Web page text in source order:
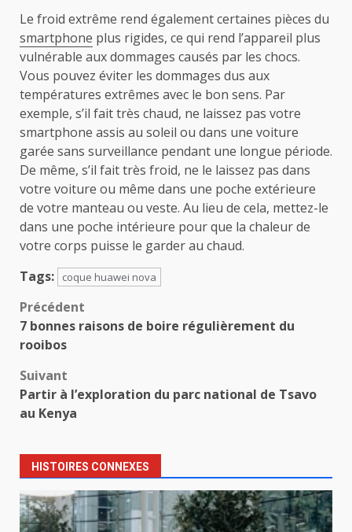
Le froid extrême rend également certaines pièces du
smartphone plus rigides, ce qui rend l’appareil plus
vulnérable aux dommages causés par les chocs.
Vous pouvez éviter les dommages dus aux
températures extrêmes avec le bon sens. Par
exemple, s’il fait très chaud, ne laissez pas votre
smartphone assis au soleil ou dans une voiture
garée sans surveillance pendant une longue période.
De même, s’il fait très froid, ne le laissez pas dans
votre voiture ou même dans une poche extérieure
de votre manteau ou veste. Au lieu de cela, mettez-le
dans une poche intérieure pour que la chaleur de
votre corps puisse le garder au chaud.
Tags:
coque huawei nova
Navigation
d’article
Précédent
7 bonnes raisons de boire régulièrement du
rooibos
Suivant
Partir à l’exploration du parc national de Tsavo
au Kenya
HISTOIRES CONNEXES